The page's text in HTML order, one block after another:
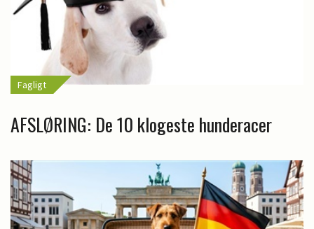
Fagligt
AFSLØRING: De 10 klogeste hunderacer